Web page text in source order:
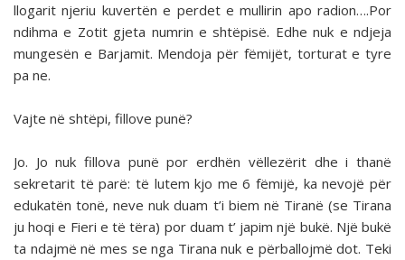
llogarit njeriu kuvertën e perdet e mullirin apo radion….Por
ndihma e Zotit gjeta numrin e shtëpisë. Edhe nuk e ndjeja
mungesën e Barjamit. Mendoja për fëmijët, torturat e tyre
pa ne.
Vajte në shtëpi, fillove punë?
Jo. Jo nuk fillova punë por erdhën vëllezërit dhe i thanë
sekretarit të parë: të lutem kjo me 6 fëmijë, ka nevojë për
edukatën tonë, neve nuk duam t’i biem në Tiranë (se Tirana
ju hoqi e Fieri e të tëra) por duam t’ japim një bukë. Një bukë
ta ndajmë në mes se nga Tirana nuk e përballojmë dot. Teki